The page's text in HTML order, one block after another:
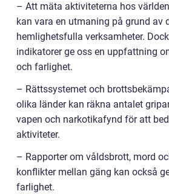
– Att mäta aktiviteterna hos
kan vara en utmaning på grund av
hemlighetsfulla verksamheter.
indikatorer ge oss en uppfattning
och farlighet.
– Rättssystemet och
olika länder kan räkna antalet
vapen och narkotikafynd för att
aktiviteter.
– Rapporter om våldsbrott, mord
konflikter mellan gäng kan också
farlighet.